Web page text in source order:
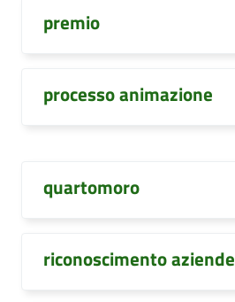
premio
processo animazione
quartomoro
riconoscimento aziende